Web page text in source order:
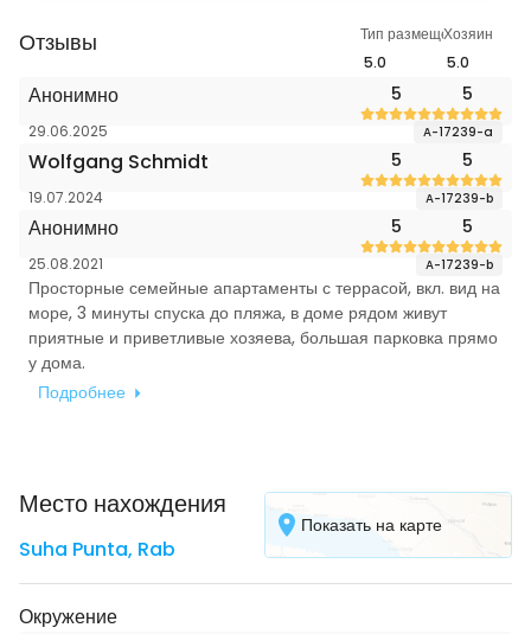
Отзывы
Тип размещения
5.0
Хозяин
5.0
Анонимно 5 5
29.06.2025 A-17239-a
Wolfgang Schmidt 5 5
19.07.2024 A-17239-b
Анонимно 5 5
25.08.2021 A-17239-b
Просторные семейные апартаменты с террасой, вкл. вид на
море, 3 минуты спуска до пляжа, в доме рядом живут
приятные и приветливые хозяева, большая парковка прямо
у дома.
Подробнее
Место нахождения
Suha Punta, Rab
Показать на карте
Окружение